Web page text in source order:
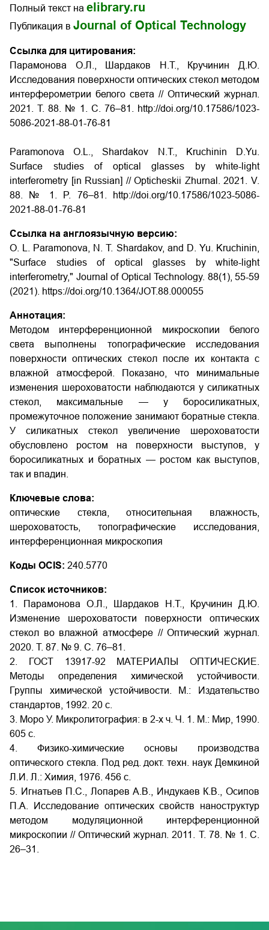
Полный текст на elibrary.ru
Публикация в Journal of Optical Technology
Ссылка для цитирования:
Парамонова О.Л., Шардаков Н.Т., Кручинин Д.Ю.
Исследования поверхности оптических стекол методом
интерферометрии белого света // Оптический журнал.
2021. Т. 88. № 1. С. 76–81. http://doi.org/10.17586/1023-
5086-2021-88-01-76-81
Paramonova O.L., Shardakov N.T., Kruchinin D.Yu.
Surface studies of optical glasses by white-light
interferometry [in Russian] // Opticheskii Zhurnal. 2021. V.
88. № 1. P. 76–81. http://doi.org/10.17586/1023-5086-
2021-88-01-76-81
Ссылка на англоязычную версию:
O. L. Paramonova, N. T. Shardakov, and D. Yu. Kruchinin,
"Surface studies of optical glasses by white-light
interferometry," Journal of Optical Technology. 88(1), 55-59
(2021). https://doi.org/10.1364/JOT.88.000055
Аннотация:
Методом интерференционной микроскопии белого
света выполнены топографические исследования
поверхности оптических стекол после их контакта с
влажной атмосферой. Показано, что минимальные
изменения шероховатости наблюдаются у силикатных
стекол, максимальные — у боросиликатных,
промежуточное положение занимают боратные стекла.
У силикатных стекол увеличение шероховатости
обусловлено ростом на поверхности выступов, у
боросиликатных и боратных — ростом как выступов,
так и впадин.
Ключевые слова:
оптические стекла, относительная влажность,
шероховатость, топографические исследования,
интерференционная микроскопия
Коды OCIS: 240.5770
Список источников:
1. Парамонова О.Л., Шардаков Н.Т., Кручинин Д.Ю.
Изменение шероховатости поверхности оптических
стекол во влажной атмосфере // Оптический журнал.
2020. Т. 87. № 9. С. 76–81.
2. ГОСТ 13917-92 МАТЕРИАЛЫ ОПТИЧЕСКИЕ.
Методы определения химической устойчивости.
Группы химической устойчивости. М.: Издательство
стандартов, 1992. 20 с.
3. Моро У. Микролитография: в 2-х ч. Ч. 1. М.: Мир, 1990.
605 с.
4. Физико-химические основы производства
оптического стекла. Под ред. докт. техн. наук Демкиной
Л.И. Л.: Химия, 1976. 456 c.
5. Игнатьев П.С., Лопарев А.В., Индукаев К.В., Осипов
П.А. Исследование оптических свойств наноструктур
методом модуляционной интерференционной
микроскопии // Оптический журнал. 2011. Т. 78. № 1. С.
26–31.